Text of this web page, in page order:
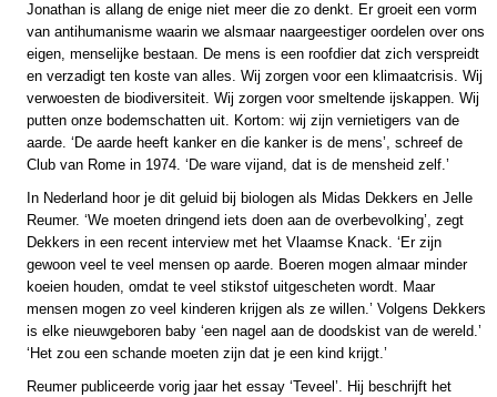
Jonathan is allang de enige niet meer die zo denkt. Er groeit een vorm
van antihumanisme waarin we alsmaar naargeestiger oordelen over ons
eigen, menselijke bestaan. De mens is een roofdier dat zich verspreidt
en verzadigt ten koste van alles. Wij zorgen voor een klimaatcrisis. Wij
verwoesten de biodiversiteit. Wij zorgen voor smeltende ijskappen. Wij
putten onze bodemschatten uit. Kortom: wij zijn vernietigers van de
aarde. ‘De aarde heeft kanker en die kanker is de mens’, schreef de
Club van Rome in 1974. ‘De ware vijand, dat is de mensheid zelf.’
In Nederland hoor je dit geluid bij biologen als Midas Dekkers en Jelle
Reumer. ‘We moeten dringend iets doen aan de overbevolking’, zegt
Dekkers in een recent interview met het Vlaamse Knack. ‘Er zijn
gewoon veel te veel mensen op aarde. Boeren mogen almaar minder
koeien houden, omdat te veel stikstof uitgescheten wordt. Maar
mensen mogen zo veel kinderen krijgen als ze willen.’ Volgens Dekkers
is elke nieuwgeboren baby ‘een nagel aan de doodskist van de wereld.’
‘Het zou een schande moeten zijn dat je een kind krijgt.’
Reumer publiceerde vorig jaar het essay ‘Teveel’. Hij beschrijft het